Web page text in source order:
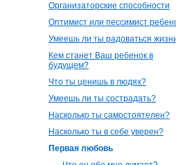
Организаторские способности
Оптимист или пессимист
Умеешь ли ты радоваться
Кем станет Ваш ребенок в
будущем?
Что ты ценишь в людях?
Умеешь ли ты сострадать?
Насколько ты самостоятелен?
Насколько ты в себе уверен?
Первая любовь